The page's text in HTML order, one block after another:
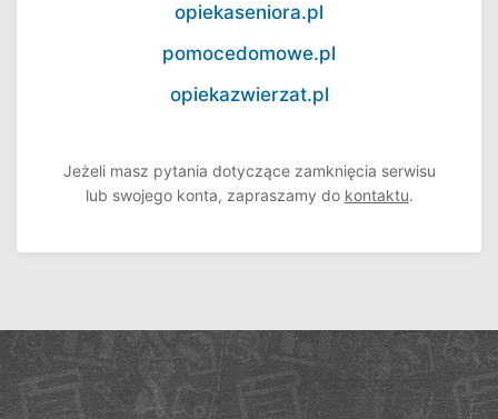
opiekaseniora.pl
pomocedomowe.pl
opiekazwierzat.pl
Jeżeli masz pytania dotyczące zamknięcia serwisu
lub swojego konta, zapraszamy do kontaktu.